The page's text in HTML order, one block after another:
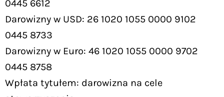
0445 6612
Darowizny w USD: 26 1020 1055 0000 9102
0445 8733
Darowizny w Euro: 46 1020 1055 0000 9702
0445 8758
Wpłata tytułem: darowizna na cele